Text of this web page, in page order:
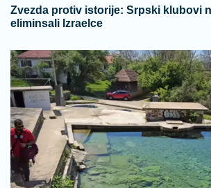
Zvezda protiv istorije: Srpski klubovi
eliminsali Izraelce